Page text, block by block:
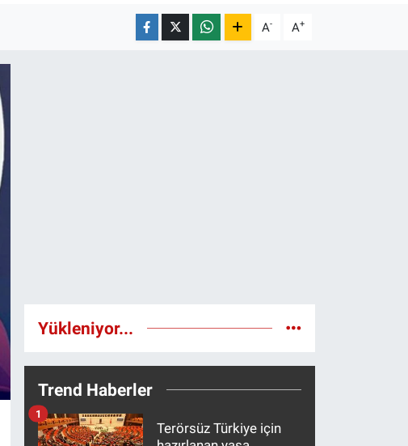
A- A+
Yükleniyor...
Trend Haberler
Terörsüz Türkiye için
1